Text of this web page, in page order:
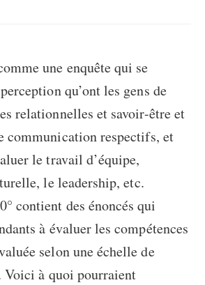
une enquête qui se
qu’ont les gens de
relationnelles et savoir-être et
communication respectifs, et
le travail d’équipe,
le leadership, etc.
contient des énoncés qui
à évaluer les compétences
selon une échelle de
à quoi pourraient